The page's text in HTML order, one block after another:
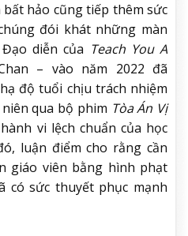
hảo cũng tiếp thêm sức
đói khát những màn
diễn của Teach You A
– vào năm 2022 đã
độ tuổi chịu trách nhiệm
qua bộ phim Tòa Án Vị
vi lệch chuẩn của học
luận điểm cho rằng cần
giáo viên bằng hình phạt
có sức thuyết phục mạnh